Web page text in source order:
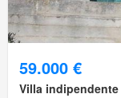
59.000 €
Villa indipendente